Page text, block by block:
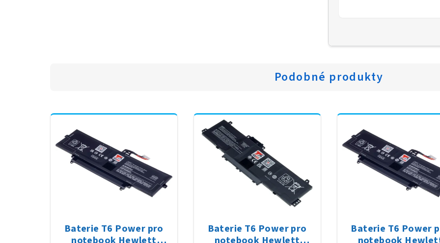
Podobné produkty
Baterie T6 Power pro
Baterie T6 Power pro
Baterie T6 Power